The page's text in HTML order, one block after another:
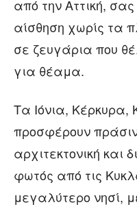
από την Αττική, σας
αίσθηση χωρίς τα
σε ζευγάρια που
για θέαμα.
Τα Ιόνια, Κέρκυρα,
προσφέρουν
αρχιτεκτονική και
φωτός από τις
μεγαλύτερο νησί,